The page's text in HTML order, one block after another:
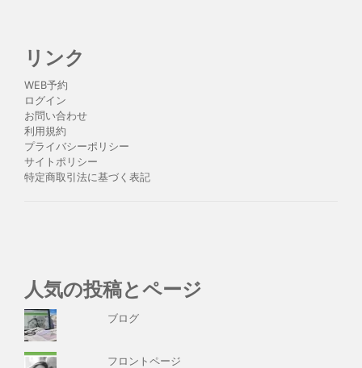
リンク
WEB予約
ログイン
お問い合わせ
利用規約
プライバシーポリシー
サイトポリシー
特定商取引法に基づく表記
人気の投稿とページ
ブログ
フロントページ